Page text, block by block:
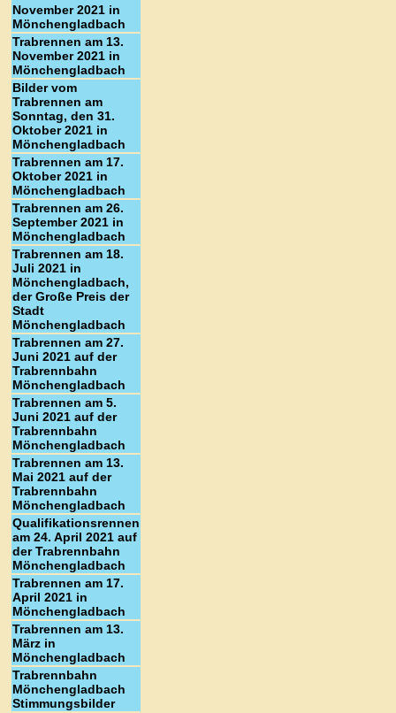
November 2021 in
Mönchengladbach
Trabrennen am 13.
November 2021 in
Mönchengladbach
Bilder vom
Trabrennen am
Sonntag, den 31.
Oktober 2021 in
Mönchengladbach
Trabrennen am 17.
Oktober 2021 in
Mönchengladbach
Trabrennen am 26.
September 2021 in
Mönchengladbach
Trabrennen am 18.
Juli 2021 in
Mönchengladbach,
der Große Preis der
Stadt
Mönchengladbach
Trabrennen am 27.
Juni 2021 auf der
Trabrennbahn
Mönchengladbach
Trabrennen am 5.
Juni 2021 auf der
Trabrennbahn
Mönchengladbach
Trabrennen am 13.
Mai 2021 auf der
Trabrennbahn
Mönchengladbach
Qualifikationsrennen
am 24. April 2021 auf
der Trabrennbahn
Mönchengladbach
Trabrennen am 17.
April 2021 in
Mönchengladbach
Trabrennen am 13.
März in
Mönchengladbach
Trabrennbahn
Mönchengladbach
Stimmungsbilder